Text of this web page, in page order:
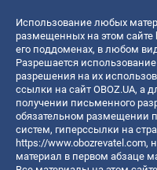
Использование любых
размещенных на этом сайте
его поддоменах, в любом
Разрешается
разрешения на их
ссылки на сайт OBOZ.UA, а
получении письменного
обязательном размещении
систем, гиперссылки на
https://www.obozrevatel.com,
материал в первом абзаце